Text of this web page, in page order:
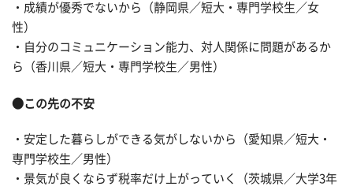
・成績が優秀でないから（静岡県／短大・専門学校生／女
性）
・自分のコミュニケーション能力、対人関係に問題があるか
ら（香川県／短大・専門学校生／男性）
●この先の不安
・安定した暮らしができる気がしないから（愛知県／短大・
専門学校生／男性）
・景気が良くならず税率だけ上がっていく（茨城県／大学3年